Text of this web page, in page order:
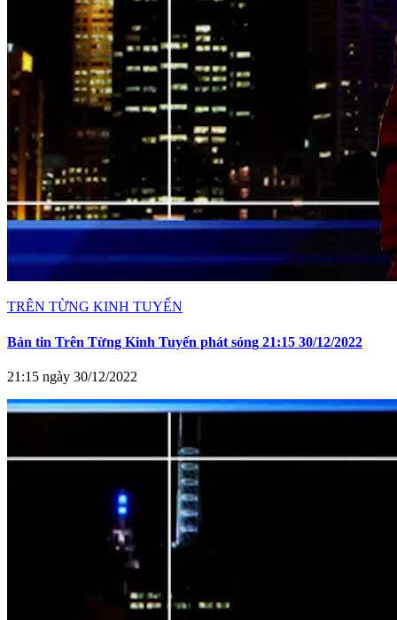
TRÊN TỪNG KINH TUYẾN
Bản tin Trên Từng Kinh Tuyến phát sóng 21:15 30/12/2022
21:15 ngày 30/12/2022